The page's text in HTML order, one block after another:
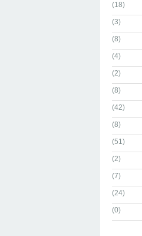
(18)
(3)
(8)
(4)
(2)
(8)
(42)
(8)
(51)
(2)
(7)
(24)
(0)